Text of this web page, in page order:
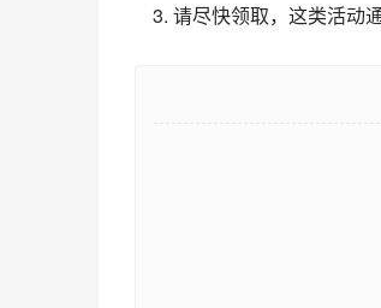
请尽快领取，这类活动